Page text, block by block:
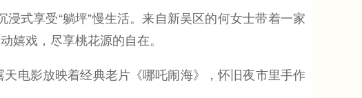
式享受“躺坪”慢生活。来自新吴区的何女士带着一家
嬉戏，尽享桃花源的自在。
电影放映着经典老片《哪吒闹海》，怀旧夜市里手作